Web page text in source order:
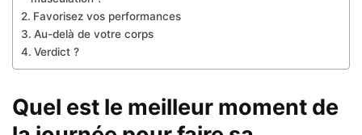
Favorisez vos performances
Au-delà de votre corps
Verdict ?
Quel est le meilleur moment de